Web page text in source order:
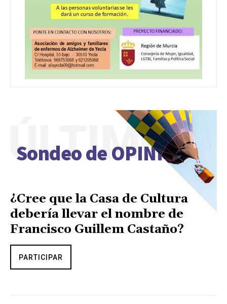
Sondeo de OPINIÓN
ÚLTIMO
¿Cree que la Casa de Cultura
debería llevar el nombre de
Francisco Guillem Castaño?
PARTICIPAR